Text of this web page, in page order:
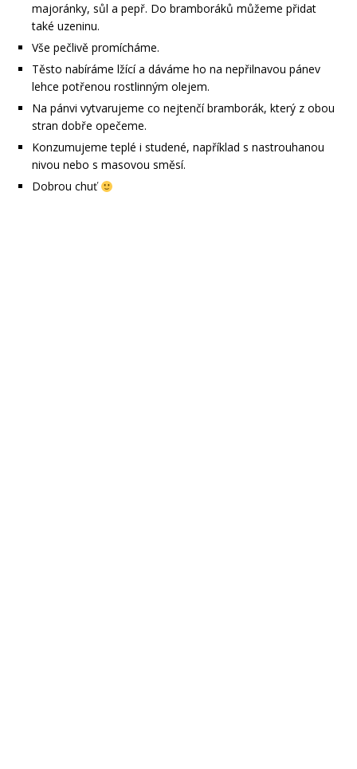
majoránky, sůl a pepř. Do bramboráků můžeme přidat
také uzeninu.
Vše pečlivě promícháme.
Těsto nabíráme lžící a dáváme ho na nepřilnavou pánev
lehce potřenou rostlinným olejem.
Na pánvi vytvarujeme co nejtenčí bramborák, který z obou
stran dobře opečeme.
Konzumujeme teplé i studené, například s nastrouhanou
nivou nebo s masovou směsí.
Dobrou chuť